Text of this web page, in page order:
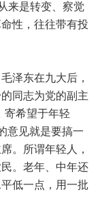
来是转变、察觉
性，往往带有投
泽东在九大后，
同志为党的副主
寄希望于年轻
意见就是要搞一
。所谓年轻人，
。老年、中年还
低一点，用一批